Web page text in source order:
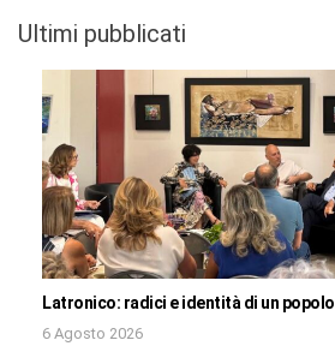
Ultimi pubblicati
Latronico: radici e identità di un popolo
6 Agosto 2026